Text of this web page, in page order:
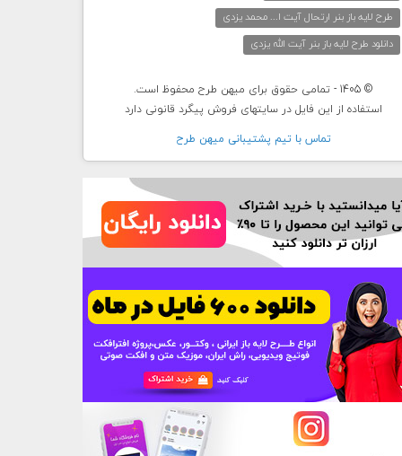
طرح لایه باز بنر ارتحال آیت ا... محمد یزدی
دانلود طرح لایه باز بنر آیت الله یزدی
© 1405 - تمامی حقوق برای میهن طرح محفوظ است.
استفاده از این فایل در سایتهای فروش پیگرد قانونی دارد
تماس با تيم پشتيبانی ميهن طرح